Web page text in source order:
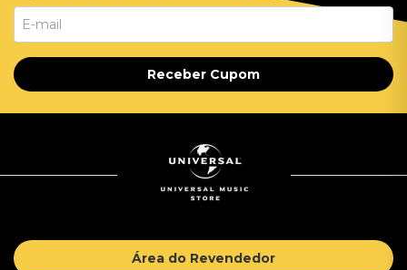
Receber Cupom
Área do Revendedor